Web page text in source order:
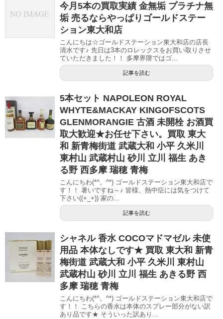
今月5本の買取実績 金無垢 プラチナ無
垢 売るならやっぱりゴールドステー
ション東大和店
こんにちは☆ゴールドステーション東大和店の店長
清水です♪ 先日は3本のロレックスをお買い取りさせ
ていただきました！！ 多摩界隈ではゴ...
記事を読む
5本セット NAPOLEON ROYAL
WHYTE&MACKAY KINGOFSCOTS
GLENMORANGIE 古酒 未開栓 お酒買
取大歓迎★お任せ下さい。買取 東大
和 新青梅街道 武蔵大和 小平 久米川
東村山 武蔵村山 砂川 立川 福生 あき
る野 西多摩 瑞穂 青梅
こんにちわ(*^。^*) ゴールドステーション東大和店で
す！！ 暑いですね～♪ 皆様、熱中症には気をつけて
下さい((+_+)) 家の...
記事を読む
シャネル 香水 COCOマドマゼル 未使
用品 本体なしです★ 買取 東大和 新青
梅街道 武蔵大和 小平 久米川 東村山
武蔵村山 砂川 立川 福生 あきる野 西
多摩 瑞穂 青梅
こんにちわ(*^。^*) ゴールドステーション東大和店で
す！！ こちらの香水は本体のスプレー部分がない訳
あり品です★ そういった訳あり...